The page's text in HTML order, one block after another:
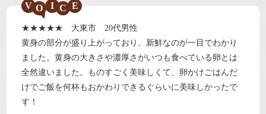
V I E
★★★★★ 大東市 20代男性
黄身の部分が盛り上がっており、新鮮なのが一目でわかり
ました。黄身の大きさや濃厚さがいつも食べている卵とは
全然違いました。ものすごく美味しくて、卵かけごはんだ
けでご飯を何杯もおかわりできるぐらいに美味しかったで
す！